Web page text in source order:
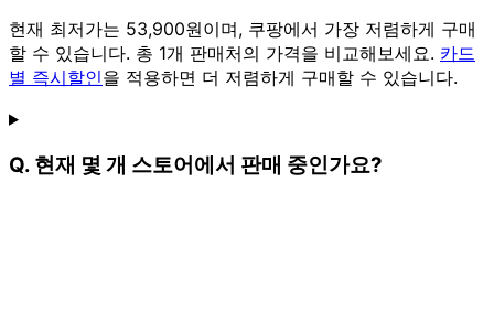
현재 최저가는 53,900원이며, 쿠팡에서 가장 저렴하게 구매
할 수 있습니다. 총 1개 판매처의 가격을 비교해보세요. 카드
별 즉시할인을 적용하면 더 저렴하게 구매할 수 있습니다.
Q. 현재 몇 개 스토어에서 판매 중인가요?